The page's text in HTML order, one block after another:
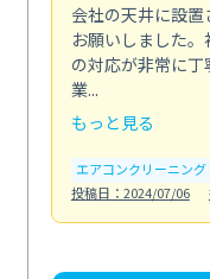
会社の天井に設
お願いしました
の対応が非常に
業...
もっと見る
エアコンクリーニング
投稿日：2024/07/06